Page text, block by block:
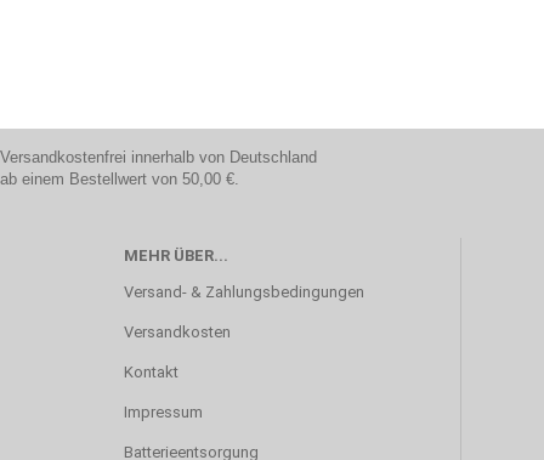
Versandkostenfrei innerhalb von Deutschland
ab einem Bestellwert von 50,00 €.
MEHR ÜBER...
Versand- & Zahlungsbedingungen
Versandkosten
Kontakt
Impressum
Batterieentsorgung